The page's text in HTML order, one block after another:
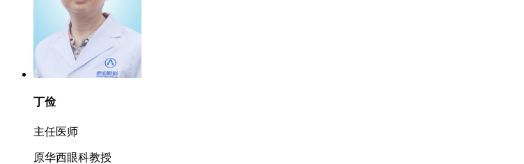
丁俭
主任医师
原华西眼科教授